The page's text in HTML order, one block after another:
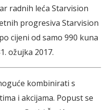
radnih leća Starvision
progresiva Starvision
cijeni od samo 990 kuna
ožujka 2017.
kombinirati s
i akcijama. Popust se